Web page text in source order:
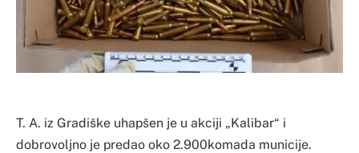
T. A. iz Gradiške uhapšen je u akciji „Kalibar“ i
dobrovoljno je predao oko 2.900komada municije.